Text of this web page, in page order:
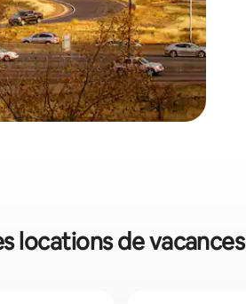
locations de vacances